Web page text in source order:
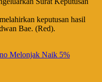
keputusan hasil
Bae. (Red).
Melonjak Naik 5%